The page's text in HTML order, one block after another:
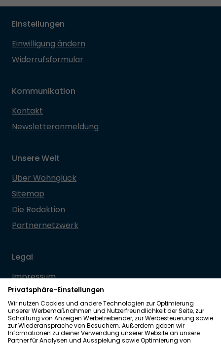
Einstellungen
Einwilligung ändern
Widerrufsformular
Kommunikation
Kontakt
Newsletteranmeldung
Unsere Welt
Über Wohnglück
Sitemap
Die Redaktion
Partnernetzwerk
Legal
Impressum
Datenschutz
Allgemeine Geschäftsbedingungen
Barrierefreiheit